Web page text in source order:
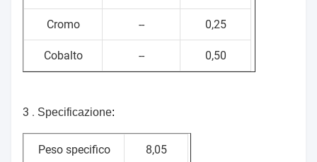
Cromo -- 0,25
Cobalto -- 0,50
3 . Specificazione:
Peso specifico 8,05